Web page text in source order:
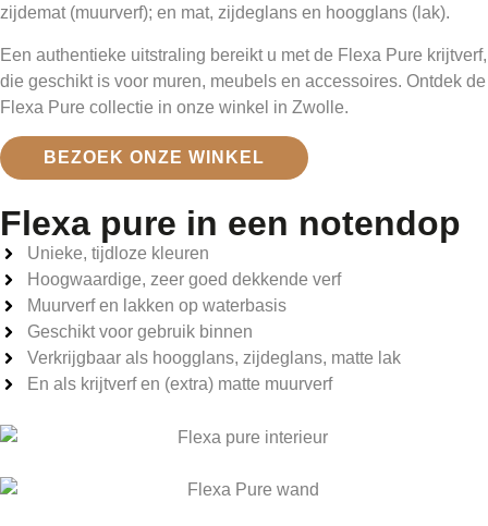
zijdemat (muurverf); en mat, zijdeglans en hoogglans (lak).
Een authentieke uitstraling bereikt u met de Flexa Pure krijtverf,
die geschikt is voor muren, meubels en accessoires. Ontdek de
Flexa Pure collectie in onze winkel in Zwolle.
BEZOEK ONZE WINKEL
Flexa pure in een notendop
Unieke, tijdloze kleuren
Hoogwaardige, zeer goed dekkende verf
Muurverf en lakken op waterbasis
Geschikt voor gebruik binnen
Verkrijgbaar als hoogglans, zijdeglans, matte lak
En als krijtverf en (extra) matte muurverf